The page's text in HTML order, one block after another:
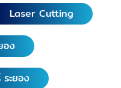
Laser Cutting
อง
ะยอง